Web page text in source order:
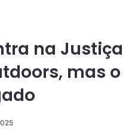
na Justiça
mas o